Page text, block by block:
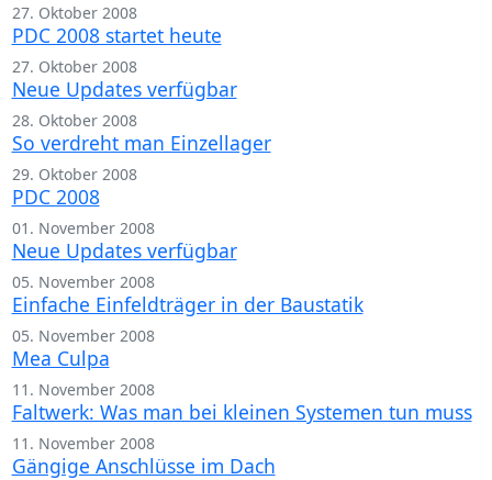
27. Oktober 2008
PDC 2008 startet heute
27. Oktober 2008
Neue Updates verfügbar
28. Oktober 2008
So verdreht man Einzellager
29. Oktober 2008
PDC 2008
01. November 2008
Neue Updates verfügbar
05. November 2008
Einfache Einfeldträger in der Baustatik
05. November 2008
Mea Culpa
11. November 2008
Faltwerk: Was man bei kleinen Systemen tun muss
11. November 2008
Gängige Anschlüsse im Dach